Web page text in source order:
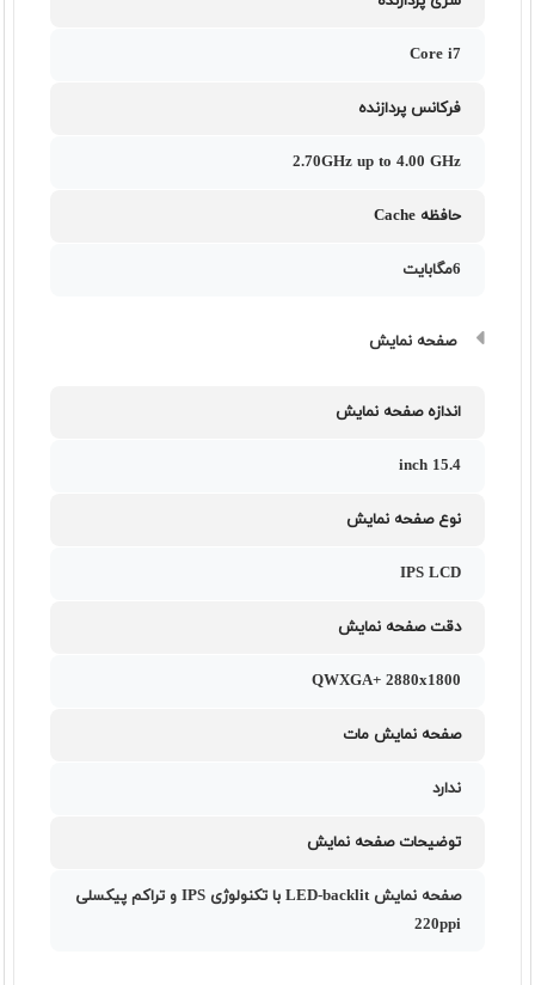
Core i7
فرکانس پردازنده
2.70GHz up to 4.00 GHz
حافظه Cache
6مگابایت
صفحه نمایش
اندازه صفحه نمایش
15.4 inch
نوع صفحه نمایش
IPS LCD
دقت صفحه نمایش
QWXGA+ 2880x1800
صفحه نمایش مات
ندارد
توضیحات صفحه نمایش
صفحه نمایش LED-backlit با تکنولوژی IPS و تراکم پیکسلی
220ppi